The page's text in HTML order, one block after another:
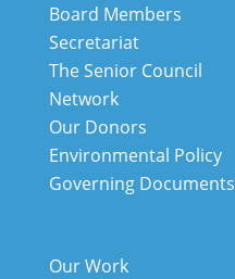
Board Members
Secretariat
The Senior Council
Network
Our Donors
Environmental Policy
Governing Documents
Our Work